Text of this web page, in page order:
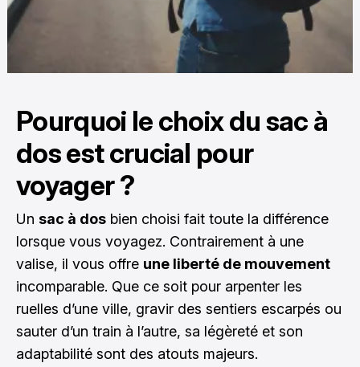
Pourquoi le choix du sac à
dos est crucial pour
voyager ?
Un sac à dos bien choisi fait toute la différence
lorsque vous voyagez. Contrairement à une
valise, il vous offre une liberté de mouvement
incomparable. Que ce soit pour arpenter les
ruelles d’une ville, gravir des sentiers escarpés ou
sauter d’un train à l’autre, sa légèreté et son
adaptabilité sont des atouts majeurs.